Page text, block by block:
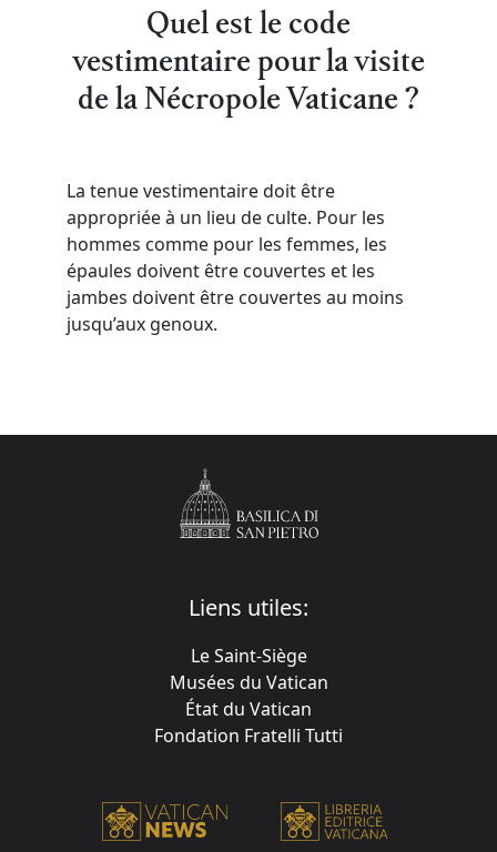
Quel est le code
vestimentaire pour la visite
de la Nécropole Vaticane ?
La tenue vestimentaire doit être
appropriée à un lieu de culte. Pour les
hommes comme pour les femmes, les
épaules doivent être couvertes et les
jambes doivent être couvertes au moins
jusqu’aux genoux.
Liens utiles:
Le Saint-Siège
Musées du Vatican
État du Vatican
Fondation Fratelli Tutti